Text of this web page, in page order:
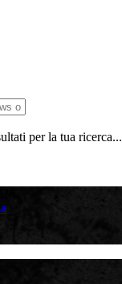
per la tua ricerca...